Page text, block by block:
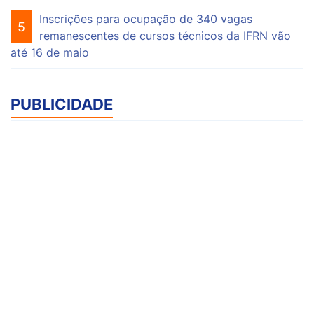
5
Inscrições para ocupação de 340 vagas
remanescentes de cursos técnicos da IFRN vão
até 16 de maio
PUBLICIDADE